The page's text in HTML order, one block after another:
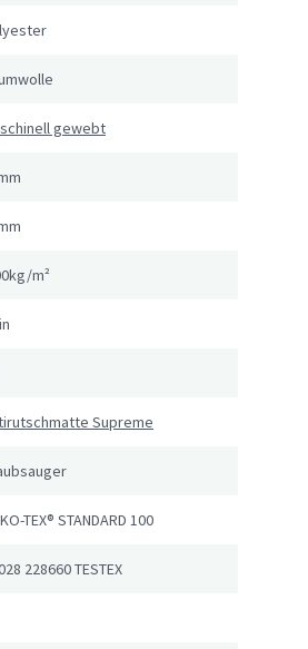
gewebt
m²
Supreme
TEX® STANDARD 100
228660 TESTEX